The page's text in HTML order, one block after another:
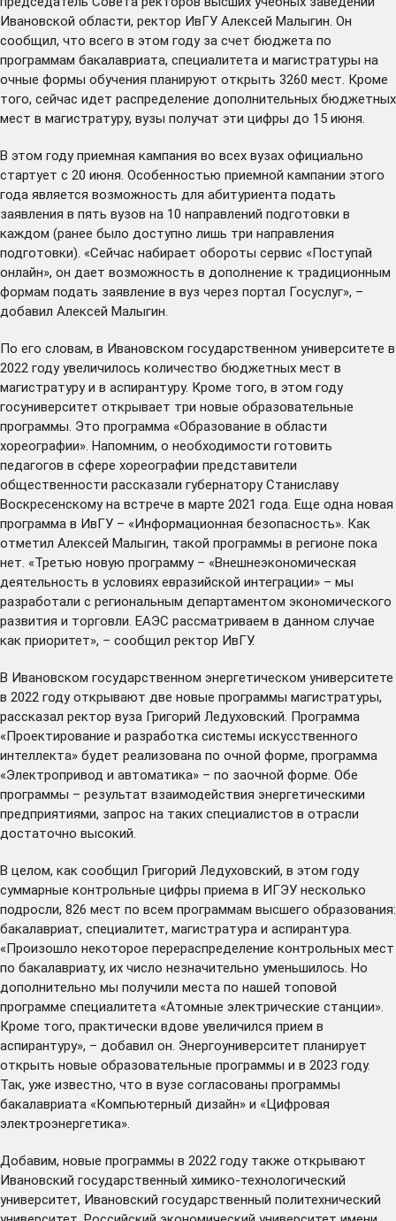
Ивановской области, ректор ИвГУ Алексей Малыгин. Он
сообщил, что всего в этом году за счет бюджета по
программам бакалавриата, специалитета и магистратуры на
очные формы обучения планируют открыть 3260 мест. Кроме
того, сейчас идет распределение дополнительных бюджетных
мест в магистратуру, вузы получат эти цифры до 15 июня.
В этом году приемная кампания во всех вузах официально
стартует с 20 июня. Особенностью приемной кампании этого
года является возможность для абитуриента подать
заявления в пять вузов на 10 направлений подготовки в
каждом (ранее было доступно лишь три направления
подготовки). «Сейчас набирает обороты сервис «Поступай
онлайн», он дает возможность в дополнение к традиционным
формам подать заявление в вуз через портал Госуслуг», –
добавил Алексей Малыгин.
По его словам, в Ивановском государственном университете в
2022 году увеличилось количество бюджетных мест в
магистратуру и в аспирантуру. Кроме того, в этом году
госуниверситет открывает три новые образовательные
программы. Это программа «Образование в области
хореографии». Напомним, о необходимости готовить
педагогов в сфере хореографии представители
общественности рассказали губернатору Станиславу
Воскресенскому на встрече в марте 2021 года. Еще одна новая
программа в ИвГУ – «Информационная безопасность». Как
отметил Алексей Малыгин, такой программы в регионе пока
нет. «Третью новую программу – «Внешнеэкономическая
деятельность в условиях евразийской интеграции» – мы
разработали с региональным департаментом экономического
развития и торговли. ЕАЭС рассматриваем в данном случае
как приоритет», – сообщил ректор ИвГУ.
В Ивановском государственном энергетическом университете
в 2022 году открывают две новые программы магистратуры,
рассказал ректор вуза Григорий Ледуховский. Программа
«Проектирование и разработка системы искусственного
интеллекта» будет реализована по очной форме, программа
«Электропривод и автоматика» – по заочной форме. Обе
программы – результат взаимодействия энергетическими
предприятиями, запрос на таких специалистов в отрасли
достаточно высокий.
В целом, как сообщил Григорий Ледуховский, в этом году
суммарные контрольные цифры приема в ИГЭУ несколько
подросли, 826 мест по всем программам высшего образования:
бакалавриат, специалитет, магистратура и аспирантура.
«Произошло некоторое перераспределение контрольных мест
по бакалавриату, их число незначительно уменьшилось. Но
дополнительно мы получили места по нашей топовой
программе специалитета «Атомные электрические станции».
Кроме того, практически вдове увеличился прием в
аспирантуру», – добавил он. Энергоуниверситет планирует
открыть новые образовательные программы и в 2023 году.
Так, уже известно, что в вузе согласованы программы
бакалавриата «Компьютерный дизайн» и «Цифровая
электроэнергетика».
Добавим, новые программы в 2022 году также открывают
Ивановский государственный химико-технологический
университет, Ивановский государственный политехнический